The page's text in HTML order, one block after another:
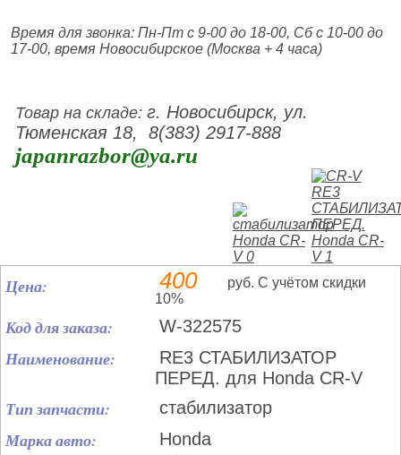
Время для звонка: Пн-Пт с 9-00 до 18-00, Сб с 10-00 до
17-00, время Новосибирское (Москва + 4 часа)
Товар на складе:г. Новосибирск, ул.
Тюменская 18, 8(383) 2917-888
japanrazbor@ya.ru
Цена: 400
руб. С учётом скидки
10%
Код для заказа: W-322575
Наименование:
RE3 СТАБИЛИЗАТОР
ПЕРЕД. для Honda CR-V
Тип запчасти: стабилизатор
Марка авто: Honda